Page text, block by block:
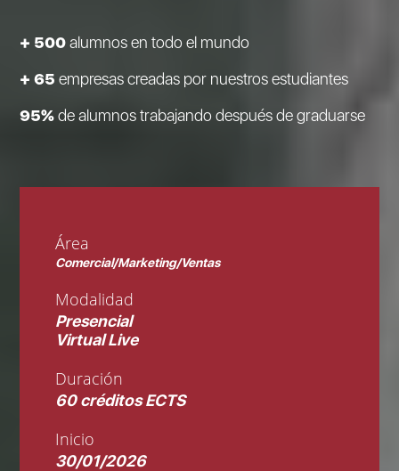
+ 500alumnos en todo el mundo
+ 65empresas creadas por nuestros estudiantes
95%de alumnos trabajando después de graduarse
Área
Comercial/Marketing/Ventas
Modalidad
Presencial
Virtual Live
Duración
60 créditos ECTS
Inicio
30/01/2026